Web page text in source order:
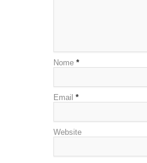
Nome *
Email *
Website